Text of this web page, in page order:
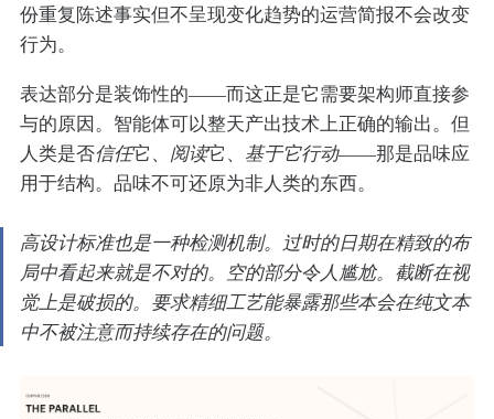
份重复陈述事实但不呈现变化趋势的运营简报不会改变
行为。
表达部分是装饰性的——而这正是它需要架构师直接参
与的原因。智能体可以整天产出技术上正确的输出。但
人类是否信任它、 阅读它、 基于它行动——那是品味应
用于结构。品味不可还原为非人类的东西。
高设计标准也是一种检测机制。过时的日期在精致的布
局中看起来就是不对的。空的部分令人尴尬。截断在视
觉上是破损的。要求精细工艺能暴露那些本会在纯文本
中不被注意而持续存在的问题。